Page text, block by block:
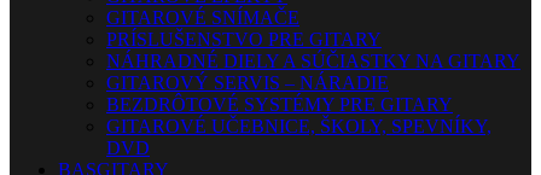
GITAROVÉ SNÍMAČE
PRÍSLUŠENSTVO PRE GITARY
NÁHRADNÉ DIELY A SÚČIASTKY NA GITARY
GITAROVÝ SERVIS – NÁRADIE
BEZDRÔTOVÉ SYSTÉMY PRE GITARY
GITAROVÉ UČEBNICE, ŠKOLY, SPEVNÍKY,
DVD
BASGITARY